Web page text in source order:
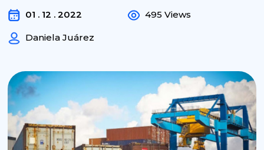
01 . 12 . 2022
Daniela Juárez
495 Views